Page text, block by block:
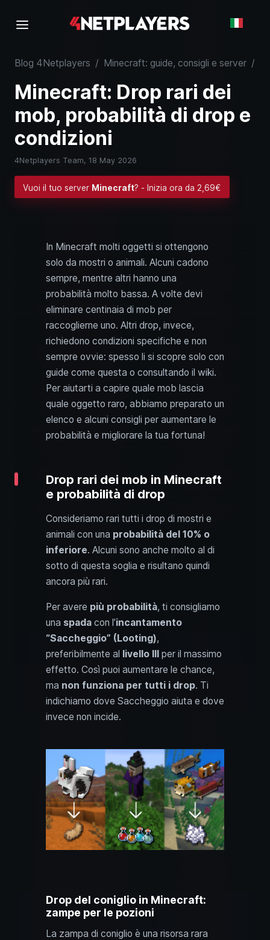
Blog 4Netplayers / Minecraft: guide, consigli e server /
Minecraft: Drop rari dei
mob, probabilità di drop e
condizioni
4Netplayers Team, 18 May 2026
Vuoi il tuo server Minecraft? - Inizia ora da 2,69€
In Minecraft molti oggetti si ottengono
solo da mostri o animali. Alcuni cadono
sempre, mentre altri hanno una
probabilità molto bassa. A volte devi
eliminare centinaia di mob per
raccoglierne uno. Altri drop, invece,
richiedono condizioni specifiche e non
sempre ovvie: spesso li si scopre solo con
guide come questa o consultando il wiki.
Per aiutarti a capire quale mob lascia
quale oggetto raro, abbiamo preparato un
elenco e alcuni consigli per aumentare le
probabilità e migliorare la tua fortuna!
Drop rari dei mob in Minecraft
e probabilità di drop
Consideriamo rari tutti i drop di mostri e
animali con una probabilità del 10% o
inferiore. Alcuni sono anche molto al di
sotto di questa soglia e risultano quindi
ancora più rari.
Per avere più probabilità, ti consigliamo
una spada con l’incantamento
“Saccheggio” (Looting),
preferibilmente al
livello III
per il massimo
effetto. Così puoi aumentare le chance,
ma non funziona per tutti i drop. Ti
indichiamo dove Saccheggio aiuta e dove
invece non incide.
Drop del coniglio in Minecraft:
zampe per le pozioni
La zampa di coniglio è una risorsa rara